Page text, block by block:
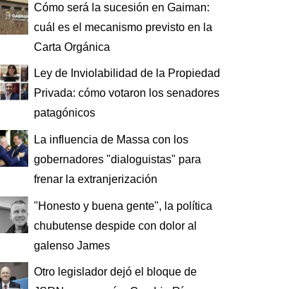
Cómo será la sucesión en Gaiman:
cuál es el mecanismo previsto en la
Carta Orgánica
Ley de Inviolabilidad de la Propiedad
Privada: cómo votaron los senadores
patagónicos
La influencia de Massa con los
gobernadores "dialoguistas" para
frenar la extranjerización
"Honesto y buena gente", la política
chubutense despide con dolor al
galenso James
Otro legislador dejó el bloque de